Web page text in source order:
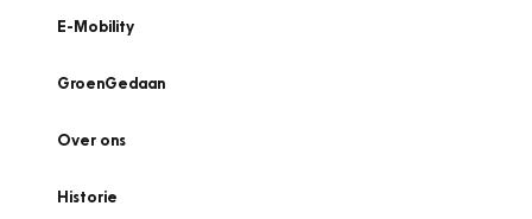
E-Mobility
GroenGedaan
Over ons
Historie